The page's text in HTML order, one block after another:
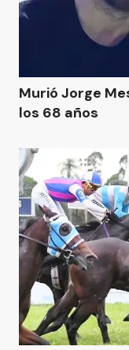
Murió Jorge
los 68 años